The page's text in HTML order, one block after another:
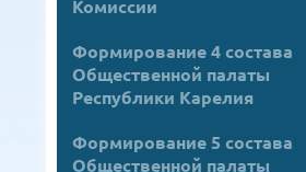
Комиссии
Формирование 4 состава
Общественной палаты
Республики Карелия
Формирование 5 состава
Общественной палаты